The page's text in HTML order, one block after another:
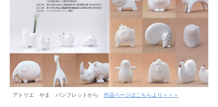
アトリエ やま パンフレットから 作品ページはこちらより＞＞＞